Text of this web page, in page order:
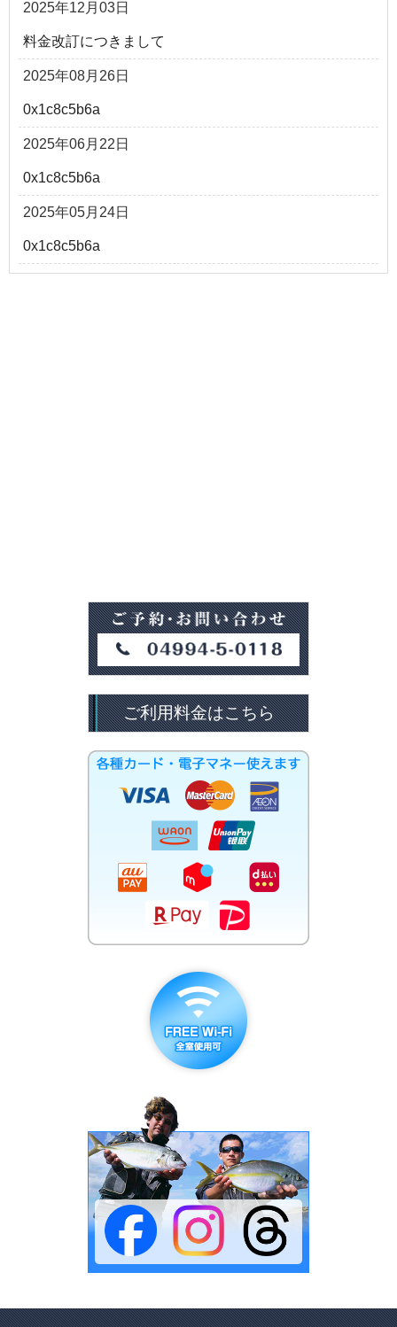
2025年12月03日
料金改訂につきまして
2025年08月26日
0x1c8c5b6a
2025年06月22日
0x1c8c5b6a
2025年05月24日
0x1c8c5b6a
ご利用料金はこちら